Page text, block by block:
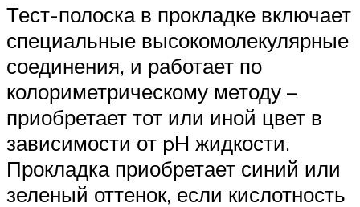
Тест-полоска в прокладке включает
специальные высокомолекулярные
соединения, и работает по
колориметрическому методу –
приобретает тот или иной цвет в
зависимости от pH жидкости.
Прокладка приобретает синий или
зеленый оттенок, если кислотность